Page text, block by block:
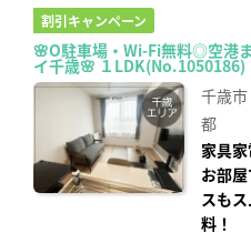
割引キャンペーン
🌸O駐車場・Wi-Fi無料◎空港
イ千歳🌸 １LDK(No.1050186)
千歳市
都
家具
お部
スも
料！